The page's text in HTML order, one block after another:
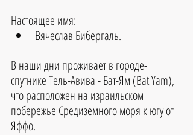
Настоящее имя:
Вячеслав Бибергаль.
В наши дни проживает в городе-
спутнике Тель-Авива - Бат-Ям (Bat Yam),
что расположен на израильском
побережье Средиземного моря к югу от
Яффо.